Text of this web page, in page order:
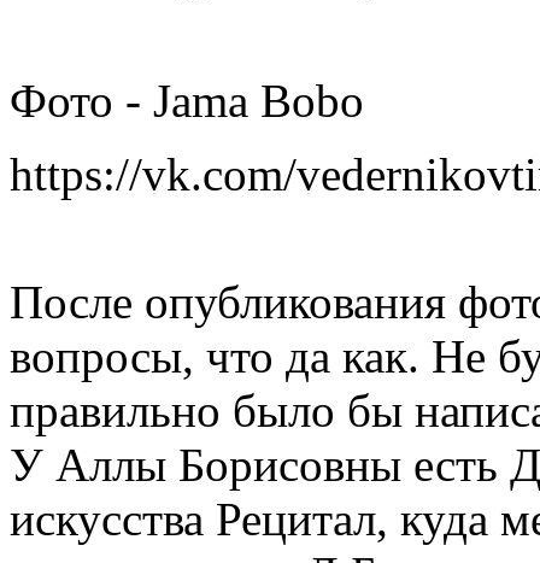
Фото - Jama Bobo
https://vk.com/
После опубликования
вопросы, что да как. Не
правильно было бы
У Аллы Борисовны есть
искусства Рецитал, куда